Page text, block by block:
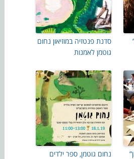
סדנת פנטזיה במוזיאון נחום
גוטמן לאמנות
נחום גוטמן, ספר ילדים